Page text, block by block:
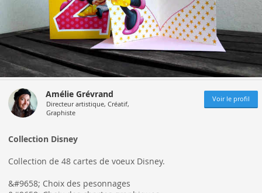
Amélie Grévrand
Directeur artistique, Créatif,
Graphiste
Voir le profil
Collection Disney
Collection de 48 cartes de voeux Disney.
&#9658; Choix des pesonnages